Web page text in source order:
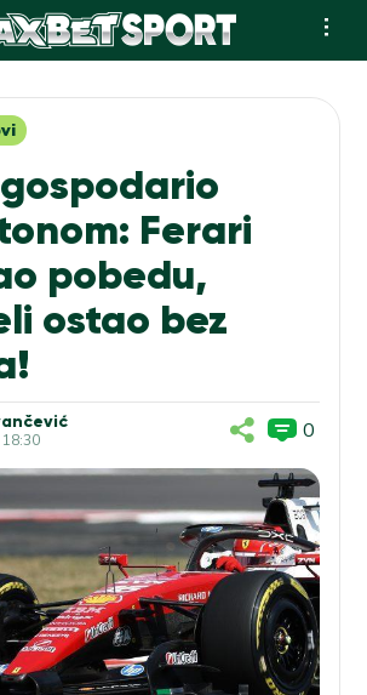
Ferari
pobedu,
ostao bez
0